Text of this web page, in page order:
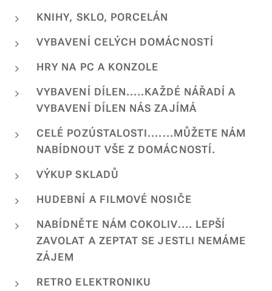
KNIHY, SKLO, PORCELÁN
VYBAVENÍ CELÝCH DOMÁCNOSTÍ
HRY NA PC A KONZOLE
VYBAVENÍ DÍLEN.....KAŽDÉ NÁŘADÍ A
VYBAVENÍ DÍLEN NÁS ZAJÍMÁ
CELÉ POZÚSTALOSTI.......MŮŽETE NÁM
NABÍDNOUT VŠE Z DOMÁCNOSTÍ.
VÝKUP SKLADŮ
HUDEBNÍ A FILMOVÉ NOSIČE
NABÍDNĚTE NÁM COKOLIV.... LEPŠÍ
ZAVOLAT A ZEPTAT SE JESTLI NEMÁME
ZÁJEM
RETRO ELEKTRONIKU